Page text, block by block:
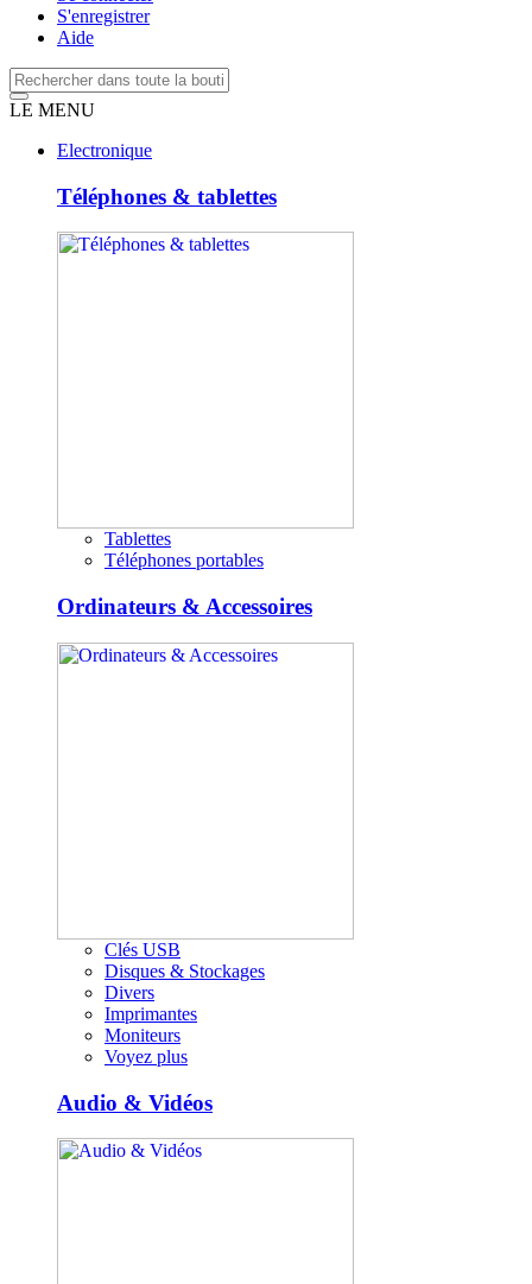
S'enregistrer
Aide
LE MENU
Electronique
Téléphones & tablettes
Tablettes
Téléphones portables
Ordinateurs & Accessoires
Clés USB
Disques & Stockages
Divers
Imprimantes
Moniteurs
Voyez plus
Audio & Vidéos